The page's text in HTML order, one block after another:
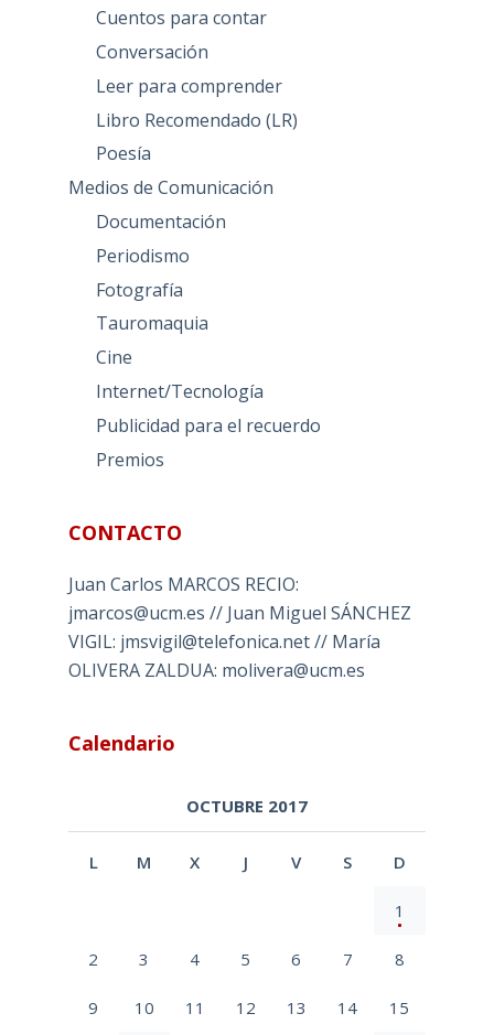
Cuentos para contar
Conversación
Leer para comprender
Libro Recomendado (LR)
Poesía
Medios de Comunicación
Documentación
Periodismo
Fotografía
Tauromaquia
Cine
Internet/Tecnología
Publicidad para el recuerdo
Premios
CONTACTO
Juan Carlos MARCOS RECIO:
jmarcos@ucm.es // Juan Miguel SÁNCHEZ
VIGIL: jmsvigil@telefonica.net // María
OLIVERA ZALDUA: molivera@ucm.es
Calendario
OCTUBRE 2017
L M X J V S D
1
2 3 4 5 6 7 8
9 10 11 12 13 14 15